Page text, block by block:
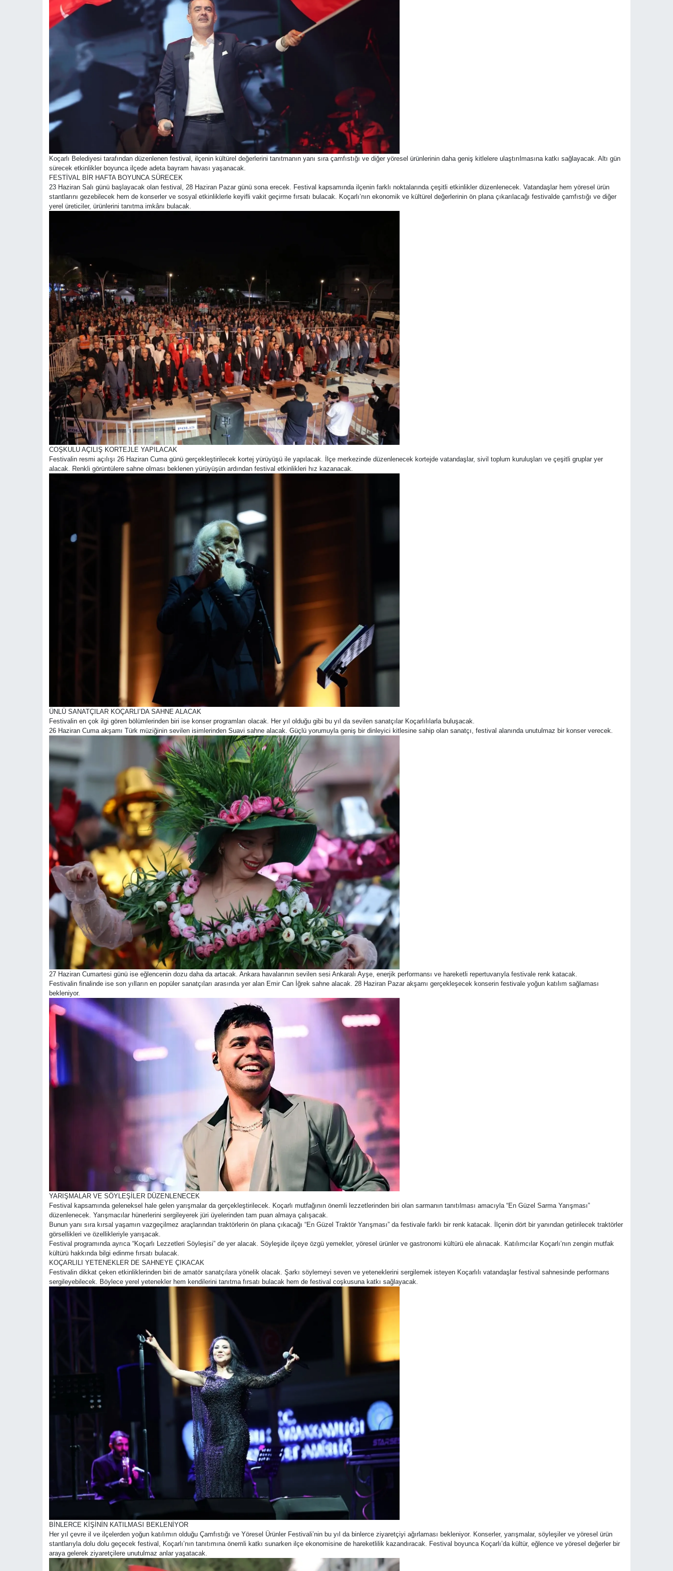
Koçarlı Belediyesi tarafından düzenlenen festival, ilçenin kültürel değerlerini tanıtmanın yanı sıra çamfıstığı ve diğer yöresel ürünlerinin daha geniş kitlelere ulaştırılmasına katkı sağlayacak. Altı gün
sürecek etkinlikler boyunca ilçede adeta bayram havası yaşanacak.
FESTİVAL BİR HAFTA BOYUNCA SÜRECEK
23 Haziran Salı günü başlayacak olan festival, 28 Haziran Pazar günü sona erecek. Festival kapsamında ilçenin farklı noktalarında çeşitli etkinlikler düzenlenecek. Vatandaşlar hem yöresel ürün
stantlarını gezebilecek hem de konserler ve sosyal etkinliklerle keyifli vakit geçirme fırsatı bulacak. Koçarlı’nın ekonomik ve kültürel değerlerinin ön plana çıkarılacağı festivalde çamfıstığı ve diğer
yerel üreticiler, ürünlerini tanıtma imkânı bulacak.
COŞKULU AÇILIŞ KORTEJLE YAPILACAK
Festivalin resmi açılışı 26 Haziran Cuma günü gerçekleştirilecek kortej yürüyüşü ile yapılacak. İlçe merkezinde düzenlenecek kortejde vatandaşlar, sivil toplum kuruluşları ve çeşitli gruplar yer
alacak. Renkli görüntülere sahne olması beklenen yürüyüşün ardından festival etkinlikleri hız kazanacak.
ÜNLÜ SANATÇILAR KOÇARLI’DA SAHNE ALACAK
Festivalin en çok ilgi gören bölümlerinden biri ise konser programları olacak. Her yıl olduğu gibi bu yıl da sevilen sanatçılar Koçarlılılarla buluşacak.
26 Haziran Cuma akşamı Türk müziğinin sevilen isimlerinden Suavi sahne alacak. Güçlü yorumuyla geniş bir dinleyici kitlesine sahip olan sanatçı, festival alanında unutulmaz bir konser verecek.
27 Haziran Cumartesi günü ise eğlencenin dozu daha da artacak. Ankara havalarının sevilen sesi Ankaralı Ayşe, enerjik performansı ve hareketli repertuvarıyla festivale renk katacak.
Festivalin finalinde ise son yılların en popüler sanatçıları arasında yer alan Emir Can İğrek sahne alacak. 28 Haziran Pazar akşamı gerçekleşecek konserin festivale yoğun katılım sağlaması
bekleniyor.
YARIŞMALAR VE SÖYLEŞİLER DÜZENLENECEK
Festival kapsamında geleneksel hale gelen yarışmalar da gerçekleştirilecek. Koçarlı mutfağının önemli lezzetlerinden biri olan sarmanın tanıtılması amacıyla “En Güzel Sarma Yarışması”
düzenlenecek. Yarışmacılar hünerlerini sergileyerek jüri üyelerinden tam puan almaya çalışacak.
Bunun yanı sıra kırsal yaşamın vazgeçilmez araçlarından traktörlerin ön plana çıkacağı “En Güzel Traktör Yarışması” da festivale farklı bir renk katacak. İlçenin dört bir yanından getirilecek traktörler
görsellikleri ve özellikleriyle yarışacak.
Festival programında ayrıca “Koçarlı Lezzetleri Söyleşisi” de yer alacak. Söyleşide ilçeye özgü yemekler, yöresel ürünler ve gastronomi kültürü ele alınacak. Katılımcılar Koçarlı’nın zengin mutfak
kültürü hakkında bilgi edinme fırsatı bulacak.
KOÇARLILI YETENEKLER DE SAHNEYE ÇIKACAK
Festivalin dikkat çeken etkinliklerinden biri de amatör sanatçılara yönelik olacak. Şarkı söylemeyi seven ve yeteneklerini sergilemek isteyen Koçarlılı vatandaşlar festival sahnesinde performans
sergileyebilecek. Böylece yerel yetenekler hem kendilerini tanıtma fırsatı bulacak hem de festival coşkusuna katkı sağlayacak.
BİNLERCE KİŞİNİN KATILMASI BEKLENİYOR
Her yıl çevre il ve ilçelerden yoğun katılımın olduğu Çamfıstığı ve Yöresel Ürünler Festivali’nin bu yıl da binlerce ziyaretçiyi ağırlaması bekleniyor. Konserler, yarışmalar, söyleşiler ve yöresel ürün
stantlarıyla dolu dolu geçecek festival, Koçarlı’nın tanıtımına önemli katkı sunarken ilçe ekonomisine de hareketlilik kazandıracak. Festival boyunca Koçarlı’da kültür, eğlence ve yöresel değerler bir
araya gelerek ziyaretçilere unutulmaz anlar yaşatacak.